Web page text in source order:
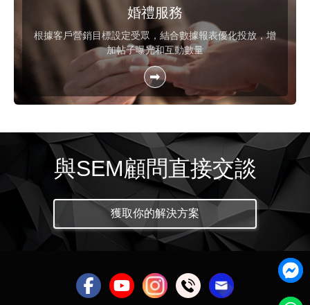
婚禮服務
根據客戶營銷目標設定受眾，結合數據報表優化投放，增
加帖子曝光和互動數量
與SEM顧問直接交談
獲取你的解決方案